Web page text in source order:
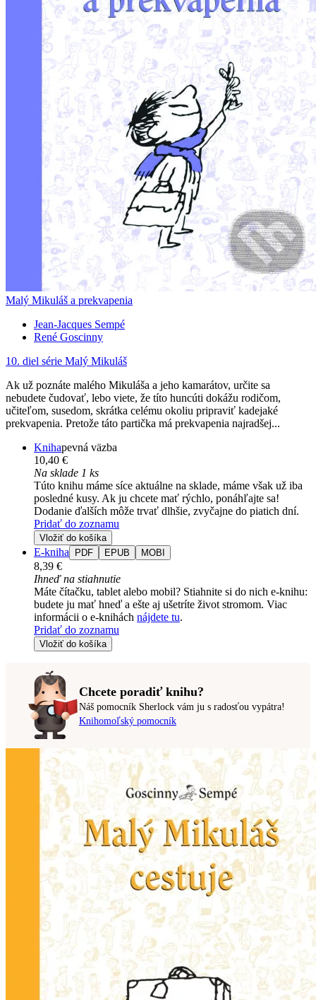
Malý Mikuláš a prekvapenia
Jean-Jacques Sempé
René Goscinny
10. diel série Malý Mikuláš
Ak už poznáte malého Mikuláša a jeho kamarátov, určite sa
nebudete čudovať, lebo viete, že títo huncúti dokážu rodičom,
učiteľom, susedom, skrátka celému okoliu pripraviť kadejaké
prekvapenia. Pretože táto partička má prekvapenia najradšej...
Knihapevná väzba
10,40 €
Na sklade 1 ks
Túto knihu máme síce aktuálne na sklade, máme však už iba
posledné kusy. Ak ju chcete mať rýchlo, ponáhľajte sa!
Dodanie ďalších môže trvať dlhšie, zvyčajne do piatich dní.
Pridať do zoznamu
Vložiť do košíka
E-kniha PDF EPUB MOBI
8,39 €
Ihneď na stiahnutie
Máte čítačku, tablet alebo mobil? Stiahnite si do nich e-knihu:
budete ju mať hneď a ešte aj ušetríte život stromom. Viac
informácii o e-knihách nájdete tu.
Pridať do zoznamu
Vložiť do košíka
Chcete poradiť knihu?
Náš pomocník Sherlock vám ju s radosťou vypátra!
Knihomoľský pomocník